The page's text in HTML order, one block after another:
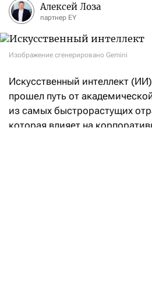
Алексей Лоза
партнер EY
Изображение сгенерировано Gemini
Искусственный интеллект
прошел путь от
из самых быстрорастущих
которая влияет на